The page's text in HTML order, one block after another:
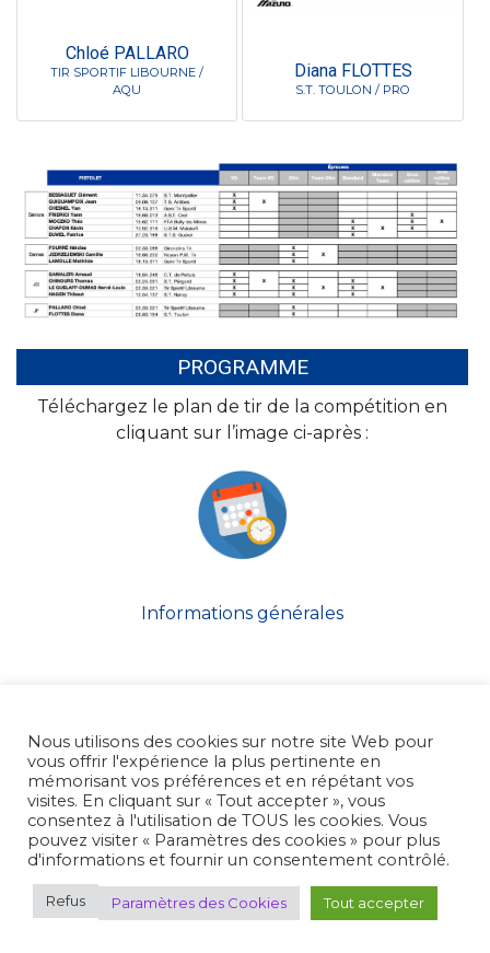
Chloé PALLARO
TIR SPORTIF LIBOURNE /
AQU
Diana FLOTTES
S.T. TOULON / PRO
PROGRAMME
Téléchargez le plan de tir de la compétition en
cliquant sur l’image ci-après :
Informations générales
INFORMATIONS SPORTIVES
CDE ESC 25 / 50 / 300 M / CIBLE MOBILE / PLATEAU -
INFORMATIONS PRATIQUES
EUROPEAN CHAMPIONSHIP 25 / 50 / 300 M / RT / SH -
INFORMATIONS (ENGLISH VERSION)
CDE ESC 25 / 50 / 300 M / CIBLE MOBILE / PLATEAU –
COMMUNIQUÉS DE PRESSE
Nous utilisons des cookies sur notre site Web pour
vous offrir l'expérience la plus pertinente en
mémorisant vos préférences et en répétant vos
visites. En cliquant sur « Tout accepter », vous
consentez à l'utilisation de TOUS les cookies. Vous
pouvez visiter « Paramètres des cookies » pour plus
d'informations et fournir un consentement contrôlé.
Refus Paramètres des Cookies Tout accepter